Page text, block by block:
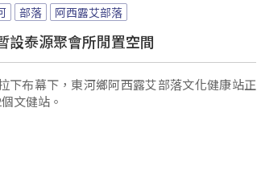
部落 阿西露艾部落
設泰源聚會所閒置空間
下布幕下，東河鄉阿西露艾部落文化健康站正
文健站。